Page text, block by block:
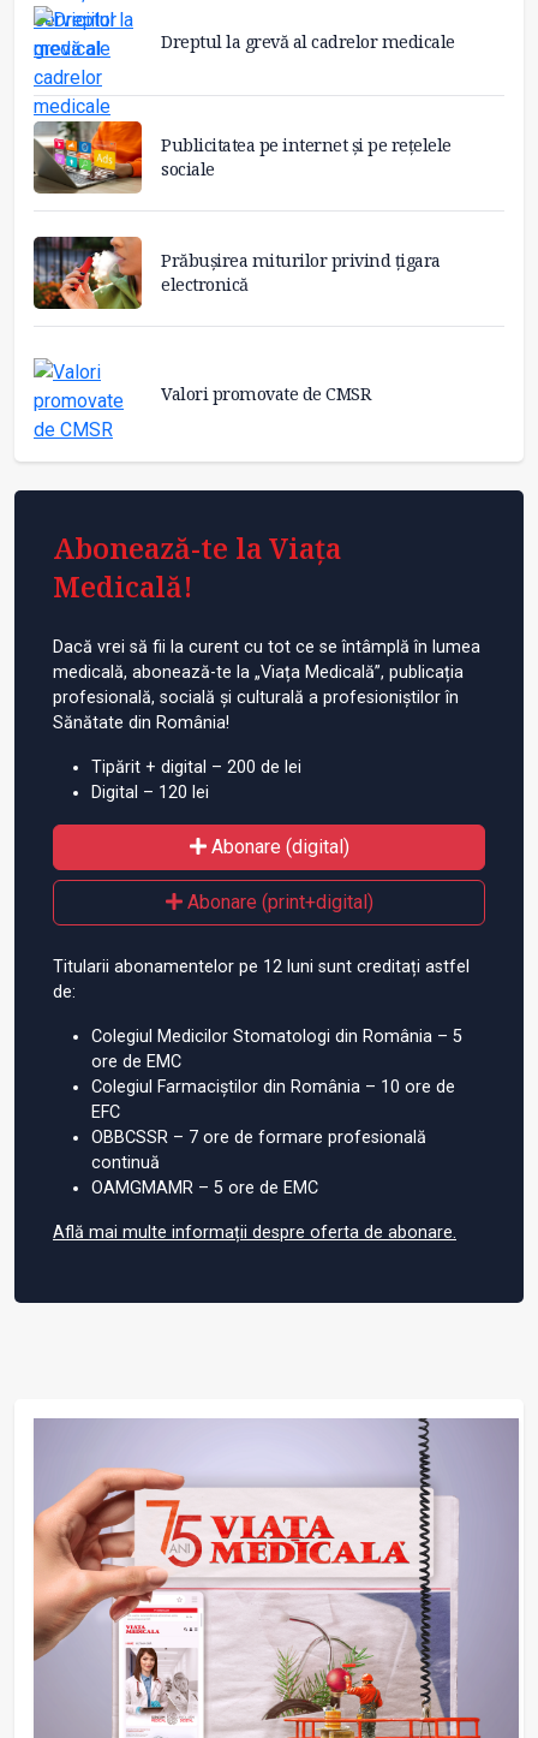
Dreptul la grevă al cadrelor medicale
Publicitatea pe internet și pe rețelele
sociale
Prăbușirea miturilor privind țigara
electronică
Valori promovate de CMSR
Abonează-te la Viața
Medicală!
Dacă vrei să fii la curent cu tot ce se întâmplă în lumea
medicală, abonează-te la „Viața Medicală”, publicația
profesională, socială și culturală a profesioniștilor în
Sănătate din România!
Tipărit + digital – 200 de lei
Digital – 120 lei
Abonare (digital)
Abonare (print+digital)
Titularii abonamentelor pe 12 luni sunt creditați astfel
de:
Colegiul Medicilor Stomatologi din România – 5
ore de EMC
Colegiul Farmaciștilor din România – 10 ore de
EFC
OBBCSSR – 7 ore de formare profesională
continuă
OAMGMAMR – 5 ore de EMC
Află mai multe informații despre oferta de abonare.